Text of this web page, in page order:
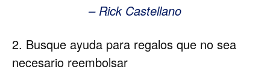
– Rick Castellano
2. Busque ayuda para regalos que no sea
necesario reembolsar